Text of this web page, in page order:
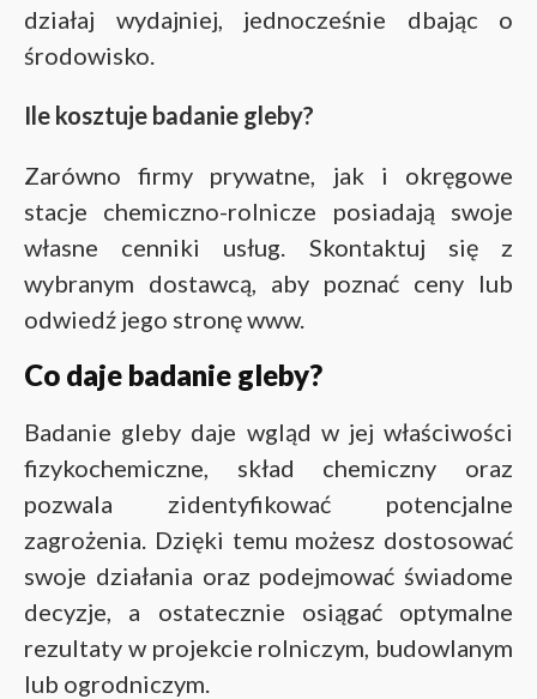
działaj wydajniej, jednocześnie dbając o
środowisko.
Ile kosztuje badanie gleby?
Zarówno firmy prywatne, jak i okręgowe
stacje chemiczno-rolnicze posiadają swoje
własne cenniki usług. Skontaktuj się z
wybranym dostawcą, aby poznać ceny lub
odwiedź jego stronę www.
Co daje badanie gleby?
Badanie gleby daje wgląd w jej właściwości
fizykochemiczne, skład chemiczny oraz
pozwala zidentyfikować potencjalne
zagrożenia. Dzięki temu możesz dostosować
swoje działania oraz podejmować świadome
decyzje, a ostatecznie osiągać optymalne
rezultaty w projekcie rolniczym, budowlanym
lub ogrodniczym.